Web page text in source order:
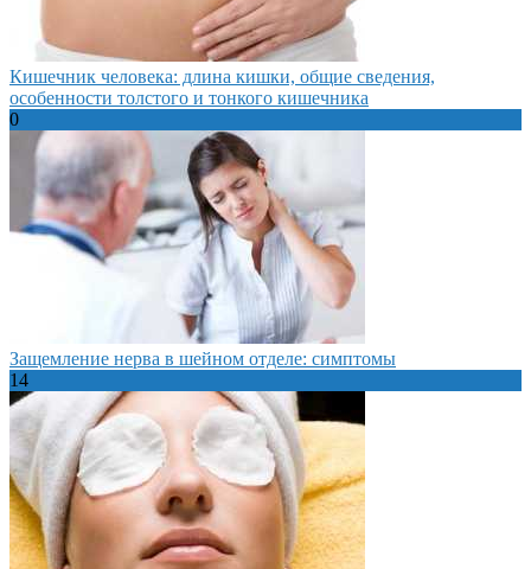
Кишечник человека: длина кишки, общие сведения,
особенности толстого и тонкого кишечника
0
Защемление нерва в шейном отделе: симптомы
14